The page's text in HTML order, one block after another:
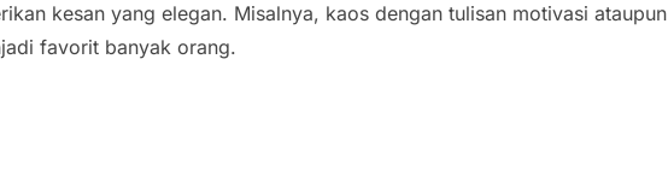
kesan yang elegan. Misalnya, kaos dengan tulisan motivasi ataupun
favorit banyak orang.